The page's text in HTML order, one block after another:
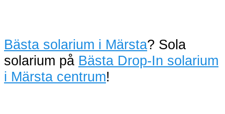
Bästa solarium i Märsta? Sola
solarium på Bästa Drop-In solarium
i Märsta centrum!